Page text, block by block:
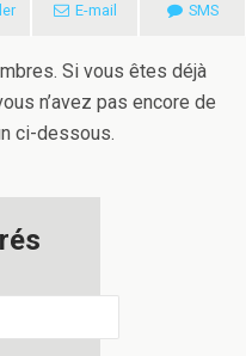
E-mail SMS
Si vous êtes déjà
n’avez pas encore de
ci-dessous.